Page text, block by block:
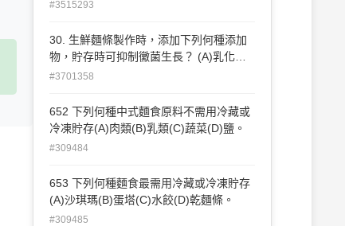
#3515293
30. 生鮮麵條製作時，添加下列何種添加
物，貯存時可抑制黴菌生長？ (A)乳化劑
(B)增黏劑 (C)酒精 (D)磷酸鹽 。
#3701358
652 下列何種中式麵食原料不需用冷藏或
冷凍貯存(A)肉類(B)乳類(C)蔬菜(D)鹽。
#309484
653 下列何種麵食最需用冷藏或冷凍貯存
(A)沙琪瑪(B)蛋塔(C)水餃(D)乾麵條。
#309485